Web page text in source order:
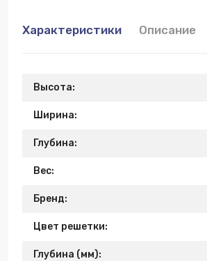
Характеристики Описание
Высота:
Ширина:
Глубина:
Вес:
Бренд:
Цвет решетки:
Глубина (мм):